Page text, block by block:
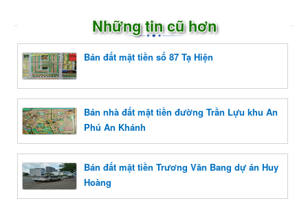
Những tin cũ hơn
Bán đất mặt tiền số 87 Tạ Hiện
Bán nhà đất mặt tiền đường Trần Lựu khu An
Phú An Khánh
Bán đất mặt tiền Trương Văn Bang dự án Huy
Hoàng